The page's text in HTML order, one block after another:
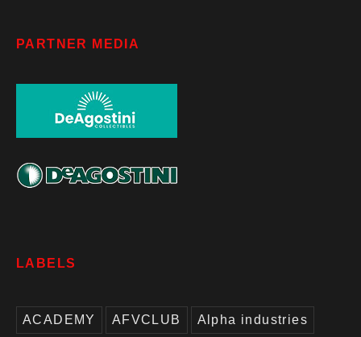
PARTNER MEDIA
LABELS
ACADEMY AFVCLUB Alpha industries